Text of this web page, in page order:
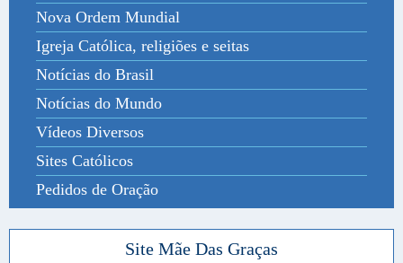
Nova Ordem Mundial
Igreja Católica, religiões e seitas
Notícias do Brasil
Notícias do Mundo
Vídeos Diversos
Sites Católicos
Pedidos de Oração
Site Mãe Das Graças